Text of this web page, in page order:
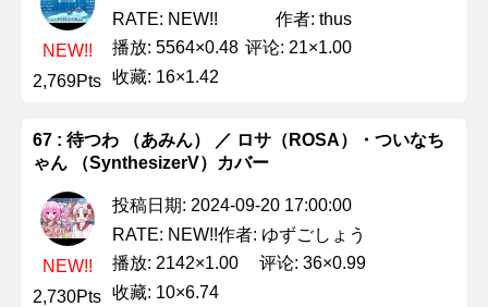
NEW!!
2,769Pts
RATE: NEW!!
作者: thus
播放: 5564×0.48 评论: 21×1.00
收藏: 16×1.42
67 : 待つわ （あみん） ／ ロサ（ROSA）・ついなち
ゃん （SynthesizerV）カバー
NEW!!
2,730Pts
投稿日期: 2024-09-20 17:00:00
RATE: NEW!!作者: ゆずごしょう
播放: 2142×1.00
评论: 36×0.99
收藏: 10×6.74